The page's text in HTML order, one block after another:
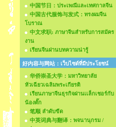
中国节日：ประเพณีและเทศกาลจีน
中国古代服饰与发式：ทรงผมจีน
โบราณ
中文求职: ภาษาจีนสำหรับการสมัคร
งาน
เรียนจีนผ่านบทความน่ารู้
好内容与网站：เว็บไซด์ที่มีประโยชน์
华侨崇圣大学：มหาวิทยาลัย
หัวเฉียวเฉลิมพระเกียรติ
เรียนภาษาจีนธุรกิจผ่านเเล็กเชอร์กับ
น้องตั๊ก
笔顺 ลำดับขีด
中英词典与翻译：พจนานุกรม /